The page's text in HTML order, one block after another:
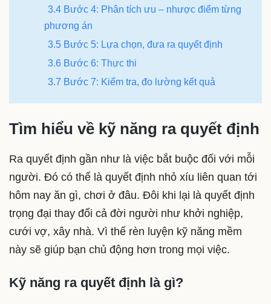
3.4 Bước 4: Phân tích ưu – nhược điểm từng
phương án
3.5 Bước 5: Lựa chọn, đưa ra quyết định
3.6 Bước 6: Thực thi
3.7 Bước 7: Kiểm tra, đo lường kết quả
Tìm hiểu về kỹ năng ra quyết định
Ra quyết định gần như là việc bắt buộc đối với mỗi
người. Đó có thể là quyết định nhỏ xíu liên quan tới
hôm nay ăn gì, chơi ở đâu. Đôi khi lại là quyết định
trọng đại thay đổi cả đời người như khởi nghiệp,
cưới vợ, xây nhà. Vì thế rèn luyện kỹ năng mềm
này sẽ giúp bạn chủ động hơn trong mọi việc.
Kỹ năng ra quyết định là gì?